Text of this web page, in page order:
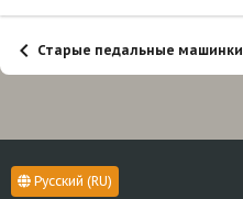
Старые педальные машинки
Русский (RU)